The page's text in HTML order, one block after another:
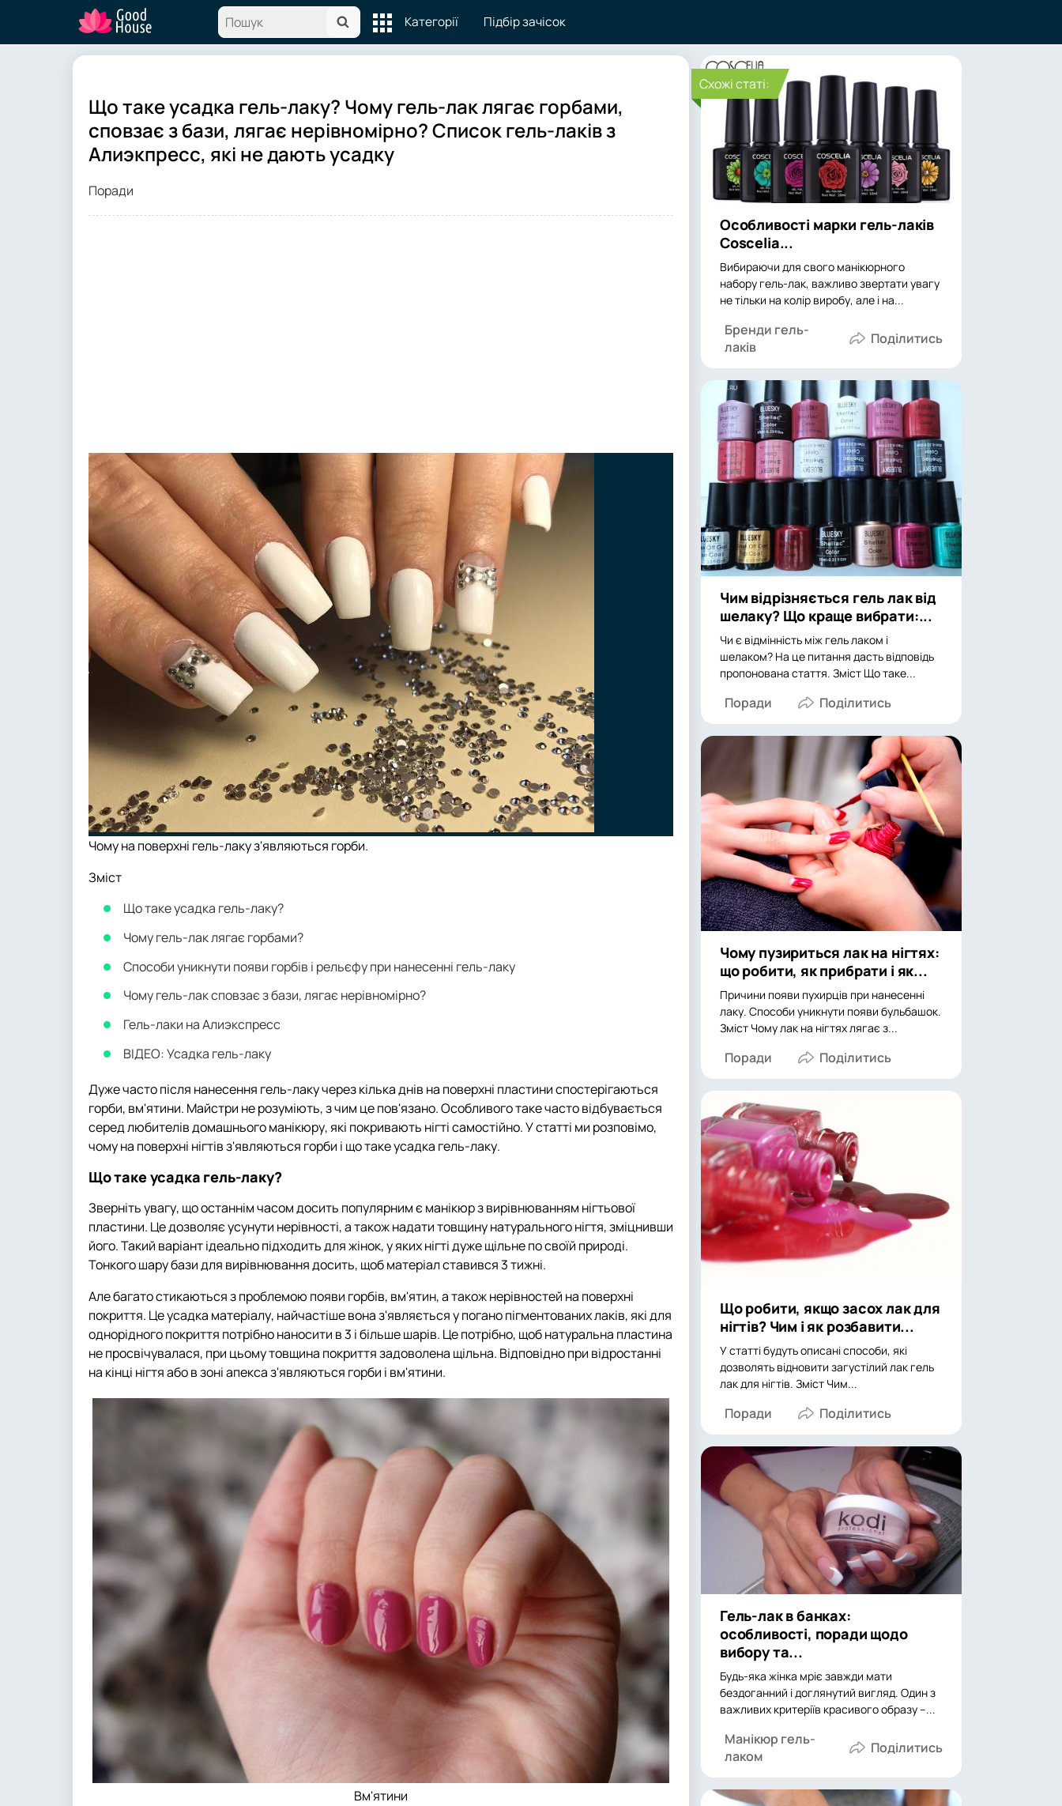
Категорії Підбір зачісок
Що таке усадка гель-лаку? Чому гель-лак лягає горбами,
сповзає з бази, лягає нерівномірно? Список гель-лаків з
Алиэкпресс, які не дають усадку
Поради
Чому на поверхні гель-лаку з'являються горби.
Зміст
Що таке усадка гель-лаку?
Чому гель-лак лягає горбами?
Способи уникнути появи горбів і рельєфу при нанесенні гель-лаку
Чому гель-лак сповзає з бази, лягає нерівномірно?
Гель-лаки на Алиэкспресс
ВІДЕО: Усадка гель-лаку
Дуже часто після нанесення гель-лаку через кілька днів на поверхні пластини спостерігаються
горби, вм'ятини. Майстри не розуміють, з чим це пов'язано. Особливого таке часто відбувається
серед любителів домашнього манікюру, які покривають нігті самостійно. У статті ми розповімо,
чому на поверхні нігтів з'являються горби і що таке усадка гель-лаку.
Що таке усадка гель-лаку?
Зверніть увагу, що останнім часом досить популярним є манікюр з вирівнюванням нігтьової
пластини. Це дозволяє усунути нерівності, а також надати товщину натурального нігтя, зміцнивши
його. Такий варіант ідеально підходить для жінок, у яких нігті дуже щільне по своїй природі.
Тонкого шару бази для вирівнювання досить, щоб матеріал ставився 3 тижні.
Але багато стикаються з проблемою появи горбів, вм'ятин, а також нерівностей на поверхні
покриття. Це усадка матеріалу, найчастіше вона з'являється у погано пігментованих лаків, які для
однорідного покриття потрібно наносити в 3 і більше шарів. Це потрібно, щоб натуральна пластина
не просвічувалася, при цьому товщина покриття задоволена щільна. Відповідно при відростанні
на кінці нігтя або в зоні апекса з'являються горби і вм'ятини.
Вм'ятини
Cхожі статі:
Особливості марки гель-лаків
Coscelia...
Вибираючи для свого манікюрного
набору гель-лак, важливо звертати увагу
не тільки на колір виробу, але і на...
Бренди гель-
лаків
Чим відрізняється гель лак від
шелаку? Що краще вибрати:...
Чи є відмінність між гель лаком і
шелаком? На це питання дасть відповідь
пропонована стаття. Зміст Що таке...
Поради
Чому пузириться лак на нігтях:
що робити, як прибрати і як...
Причини появи пухирців при нанесенні
лаку. Способи уникнути появи бульбашок.
Зміст Чому лак на нігтях лягає з...
Поради
Що робити, якщо засох лак для
нігтів? Чим і як розбавити...
У статті будуть описані способи, які
дозволять відновити загустілий лак гель
лак для нігтів. Зміст Чим...
Поради
Гель-лак в банках:
особливості, поради щодо
вибору та...
Будь-яка жінка мріє завжди мати
бездоганний і доглянутий вигляд. Один з
важливих критеріїв красивого образу –...
Манікюр гель-
лаком